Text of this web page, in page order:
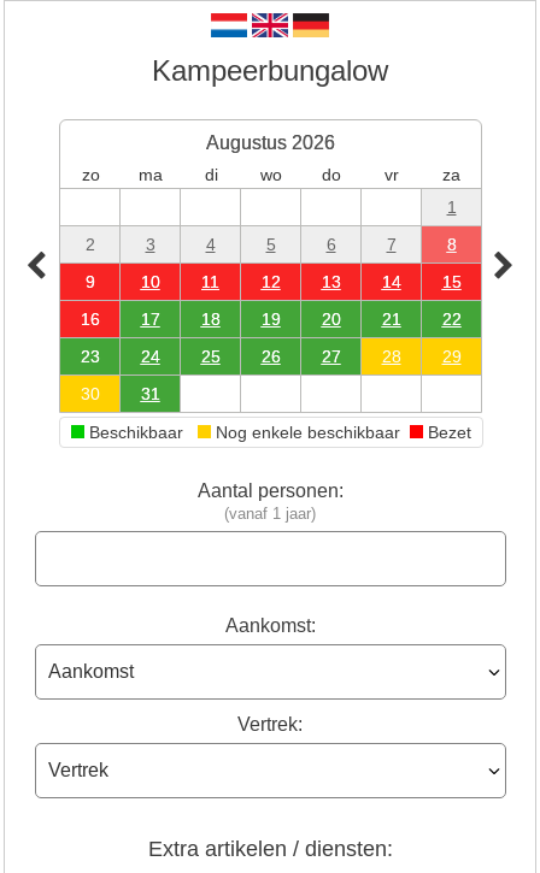
Kampeerbungalow
Augustus 2026
zo ma di wo do vr
za
1
2
3 4 5 6 7
8
9
10 11 12 13 14
15
16
17 18 19 20 21
22
23
24 25 26 27 28
29
30
31
Beschikbaar
Nog enkele beschikbaar Bezet
Aantal personen:
(vanaf 1 jaar)
Aankomst:
Vertrek:
Extra artikelen / diensten: